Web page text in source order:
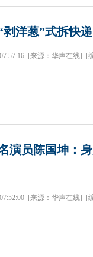
洋葱”式拆快递
[来源：华声在线] [
演员陈国坤：
[来源：华声在线] [